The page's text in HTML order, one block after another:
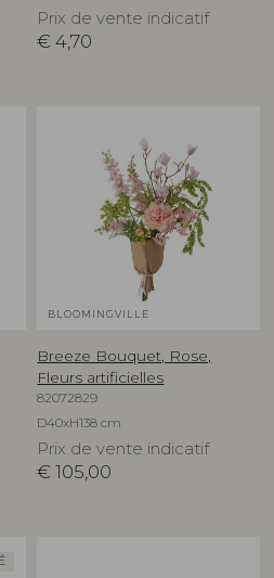
Prix de vente indicatif
€ 4,70
BLOOMINGVILLE
Breeze Bouquet, Rose,
Fleurs artificielles
82072829
D40xH138 cm
Prix de vente indicatif
€ 105,00